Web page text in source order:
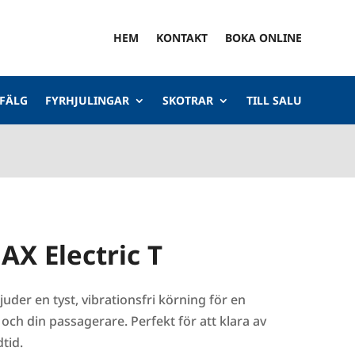
HEM KONTAKT BOKA ONLINE
FYRHJULINGAR SKOTRAR TILL SALU
Electric T
en tyst, vibrationsfri körning för en
din passagerare. Perfekt för att klara av